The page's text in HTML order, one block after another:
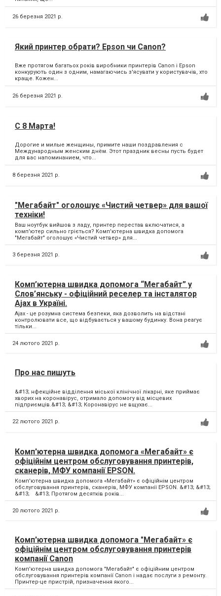
26 березня 2021 р.
Який принтер обрати? Epson чи Canon?
Вже протягом багатьох років виробники принтерів Canon і Epson
конкурують один з одним, намагаючись з'ясувати у користувачів, хто
краще. Кожен...
26 березня 2021 р.
C 8 Марта!
Дорогие и милые женщины, примите наши поздравления с
Международным женским днём. Этот праздник весны пусть будет
для вас напоминанием, что...
8 березня 2021 р.
"Мегабайт" оголошує «Чистий четвер» для вашої
техніки!
Ваш ноутбук вийшов з ладу, принтер перестав включатися, а
комп'ютер сильно гріється? Комп'ютерна швидка допомога
"Мегабайт" оголошує «Чистий четвер» для...
3 березня 2021 р.
Комп’ютерна швидка допомога “Мегабайт” у
Слов’янську - офіційний реселер та інсталятор
Ajax в Україні.
Ajax - це розумна система безпеки, яка дозволить на відстані
контролювати все, що відбувається у вашому будинку. Вона реагує
тільки...
24 лютого 2021 р.
Про нас пишуть
&#13; нфекційне відділення міської клінічної лікарні, яке приймає
хворих на коронавірус, отримало допомогу від місцевих
підприємців.&#13; &#13; Коронавірус не вщухає...
22 лютого 2021 р.
Комп'ютерна швидка допомога «Мегабайт» є
офіційнім центром обслуговування принтерів,
сканерів, МФУ компанії EPSON.
Комп'ютерна швидка допомога «Мегабайт» є офіційнім центром
обслуговування принтерів, сканерів, МФУ компанії EPSON. &#13; &#13;
&#13; ⠀&#13; Протягом десятків років...
20 лютого 2021 р.
Комп'ютерна швидка допомога "Мегабайт» є
офіційнім центром обслуговування принтерів
компанії Canon
Комп'ютерна швидка допомога "Мегабайт" є офіційним центром
обслуговування принтерів компанії Canon і надає послуги з ремонту.
Принтер-це пристрій, призначення якого...